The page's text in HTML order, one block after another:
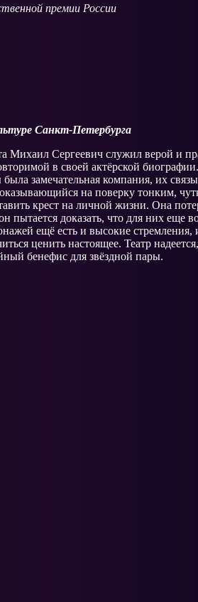
премии России
Санкт-Петербурга
Сергеевич служил верой и
в своей актёрской
замечательная компания, их
на поверку тонким,
крест на личной жизни. Она
доказать, что для них еще
ещё есть и высокие
ценить настоящее. Театр
бенефис для звёздной пары.